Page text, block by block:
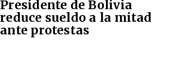
Presidente de Bolivia
reduce sueldo a la mitad
ante protestas